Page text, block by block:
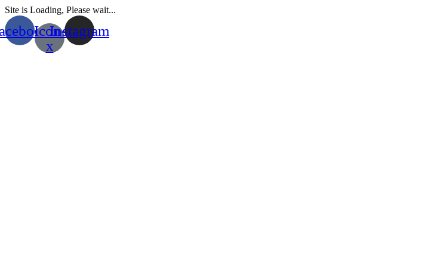
Site is Loading, Please wait...
Saltar
al
contenido
Icon-
x
Instagram